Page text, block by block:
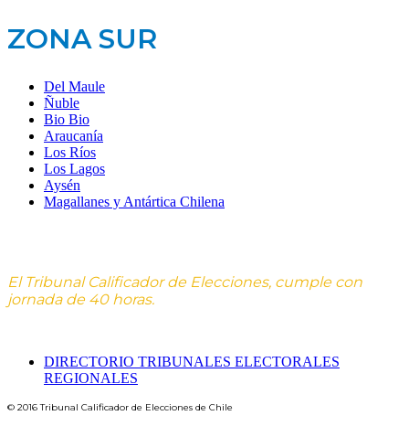
ZONA SUR
Del Maule
Ñuble
Bio Bio
Araucanía
Los Ríos
Los Lagos
Aysén
Magallanes y Antártica Chilena
El Tribunal Calificador de Elecciones, cumple con
jornada de 40 horas.
DIRECTORIO TRIBUNALES ELECTORALES
REGIONALES
© 2016 Tribunal Calificador de Elecciones de Chile